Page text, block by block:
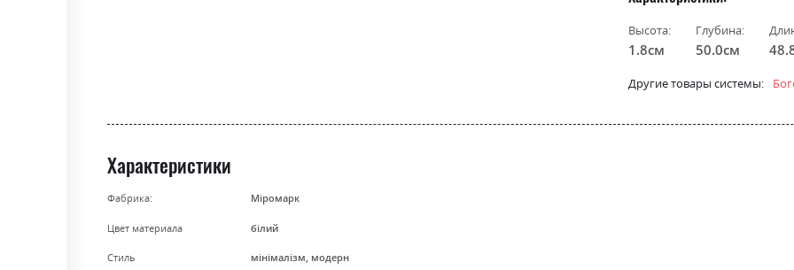
Высота:
1.8см
Глубина:
50.0см
Другие товары системы:
Характеристики
Фабрика: Міромарк
Цвет материала білий
Стиль мінімалізм, модерн